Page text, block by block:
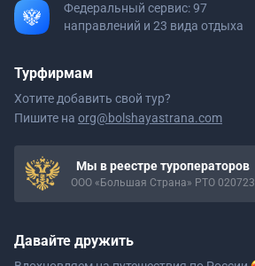
Федеральный сервис: 97
направлений и 23 вида отдыха
Турфирмам
Хотите добавить свой тур?
Пишите на org@bolshayastrana.com
Мы в реестре туроператоров
ООО «Большая Страна» РТО 020723
Давайте дружить